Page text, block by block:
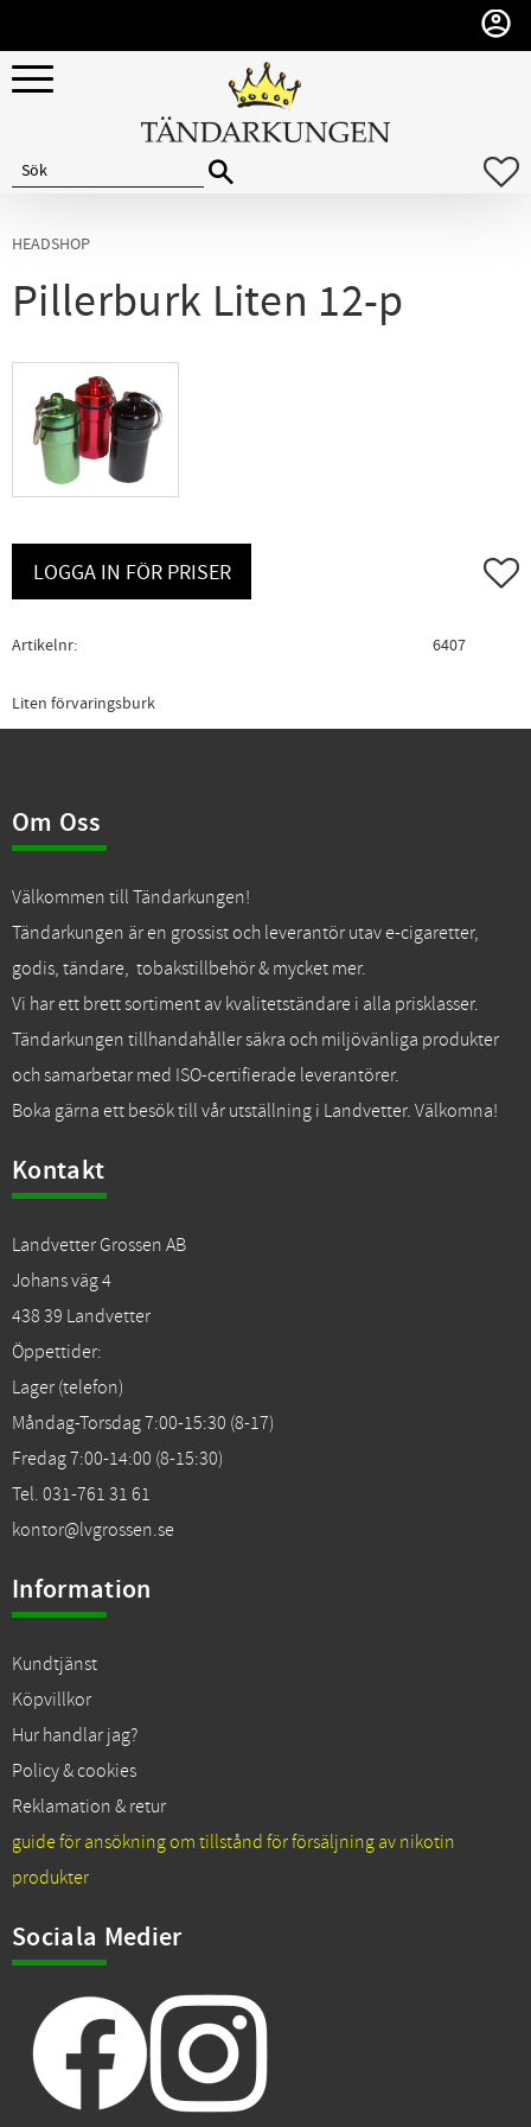
Meny
HEADSHOP
Pillerburk Liten 12-p
LOGGA IN FÖR PRISER Lägg
Artikelnr 6407
Liten förvaringsburk
Om Oss
Välkommen till Tändarkungen!
Tändarkungen är en grossist och leverantör utav e-cigaretter,
godis, tändare, tobakstillbehör & mycket mer.
Vi har ett brett sortiment av kvalitetständare i alla prisklasser.
Tändarkungen tillhandahåller säkra och miljövänliga produkter
och samarbetar med ISO-certifierade leverantörer.
Boka gärna ett besök till vår utställning i Landvetter. Välkomna!
Kontakt
Landvetter Grossen AB
Johans väg 4
438 39 Landvetter
Öppettider:
Lager (telefon)
Måndag-Torsdag 7:00-15:30 (8-17)
Fredag 7:00-14:00 (8-15:30)
Tel. 031-761 31 61
kontor@lvgrossen.se
Information
Kundtjänst
Köpvillkor
Hur handlar jag?
Policy & cookies
Reklamation & retur
guide för ansökning om tillstånd för försäljning av nikotin
produkter
Sociala Medier